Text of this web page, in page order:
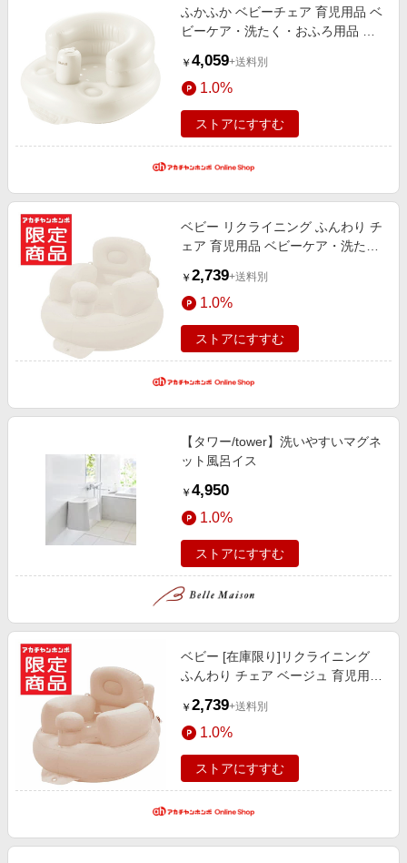
ふかふか ベビーチェア 育児用品 ベ
ビーケア・洗たく・おふろ用品 お
￥ 4,059+送料別
1.0%
ストアにすすむ
ベビー リクライニング ふんわり チ
ェア 育児用品 ベビーケア・洗た
￥ 2,739+送料別
1.0%
ストアにすすむ
【タワー/tower】洗いやすいマグネ
ット風呂イス
￥ 4,950
1.0%
ストアにすすむ
ベビー [在庫限り]リクライニング
ふんわり チェア ベージュ 育児用品
おふろグッズ
￥ 2,739+送料別
1.0%
ストアにすすむ